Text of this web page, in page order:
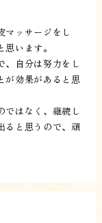
マッサージをし
います。
、自分は努力をし
が効果があると思
ではなく、継続し
ると思うので、頑